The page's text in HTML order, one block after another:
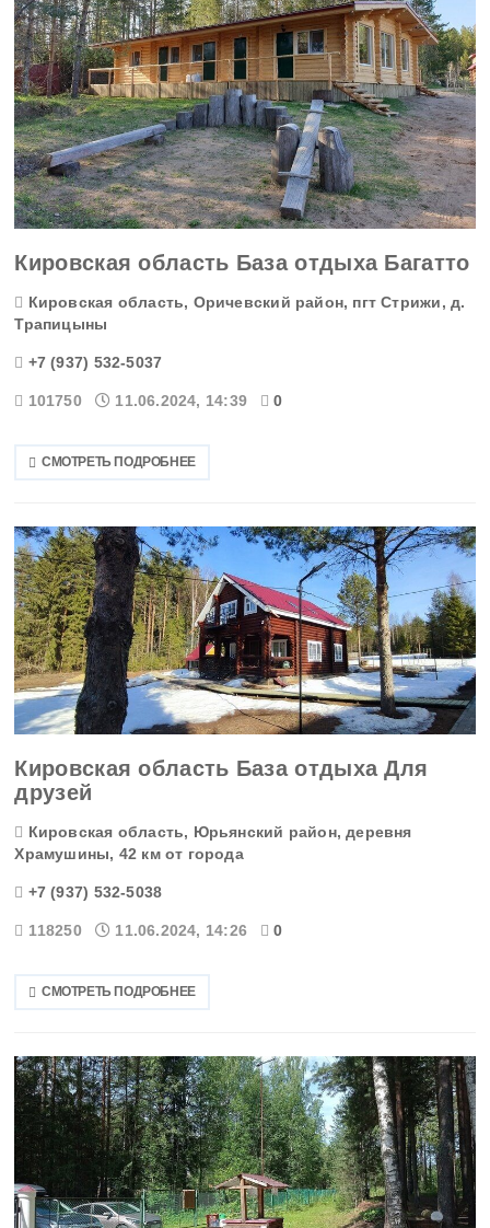
Кировская область База отдыха Багатто
Кировская область, Оричевский район, пгт Стрижи, д.
Трапицыны
+7 (937) 532-5037
101750 11.06.2024, 14:39 0
СМОТРЕТЬ ПОДРОБНЕЕ
Кировская область База отдыха Для
друзей
Кировская область, Юрьянский район, деревня
Храмушины, 42 км от города
+7 (937) 532-5038
118250 11.06.2024, 14:26 0
СМОТРЕТЬ ПОДРОБНЕЕ